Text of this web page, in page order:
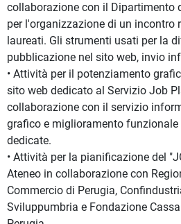
collaborazione con il Dipartimento
per l'organizzazione di un incontro
laureati. Gli strumenti usati per la
pubblicazione nel sito web, invio
• Attività per il potenziamento
sito web dedicato al Servizio Job
collaborazione con il servizio
grafico e miglioramento funzionale
dedicate.
• Attività per la pianificazione del
Ateneo in collaborazione con
Commercio di Perugia,
Sviluppumbria e Fondazione